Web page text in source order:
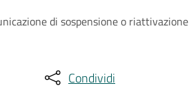
di sospensione o riattivazione
Condividi